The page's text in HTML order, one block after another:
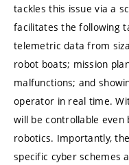
tackles this issue via a
facilitates the following
telemetric data from
robot boats; mission
malfunctions; and
operator in real time.
will be controllable even
robotics. Importantly,
specific cyber schemes